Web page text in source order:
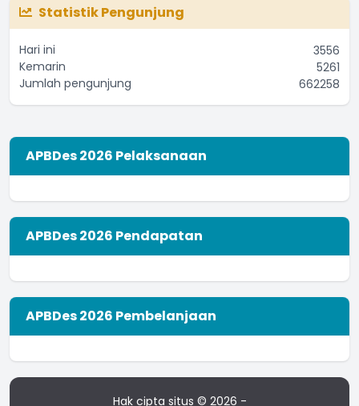
Statistik Pengunjung
Hari ini
3556
Kemarin
5261
Jumlah pengunjung
662258
APBDes 2026 Pelaksanaan
APBDes 2026 Pendapatan
APBDes 2026 Pembelanjaan
Hak cipta situs © 2026 -